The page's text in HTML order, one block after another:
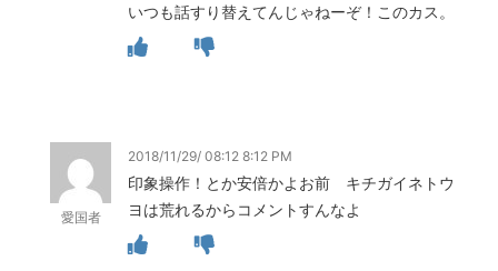
いつも話すり替えてんじゃねーぞ！このカス。
愛国者
2018/11/29/ 08:12 8:12 PM
印象操作！とか安倍かよお前 キチガイネトウ
ヨは荒れるからコメントすんなよ